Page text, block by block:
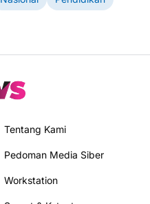
Tentang Kami
Pedoman Media Siber
Workstation